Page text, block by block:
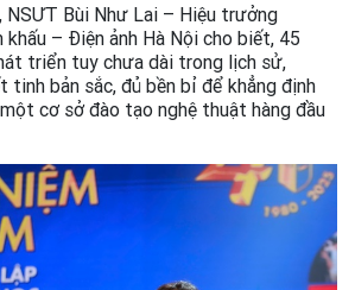
NSƯT Bùi Như Lai – Hiệu trưởng
– Điện ảnh Hà Nội cho biết, 45
triển tuy chưa dài trong lịch sử,
tinh bản sắc, đủ bền bỉ để khẳng định
cơ sở đào tạo nghệ thuật hàng đầu